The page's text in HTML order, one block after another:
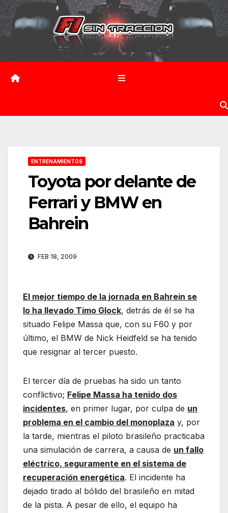
Saltar
contenido
ENTRENAMIENTOS
Toyota por delante de
Ferrari y BMW en
Bahrein
FEB 18, 2009
El mejor tiempo de la jornada en Bahrein se
lo ha llevado Timo Glock, detrás de él se ha
situado Felipe Massa que, con su F60 y por
último, el BMW de Nick Heidfeld se ha tenido
que resignar al tercer puesto.
El tercer día de pruebas ha sido un tanto
conflictivo; Felipe Massa ha tenido dos
incidentes, en primer lugar, por culpa de un
problema en el cambio del monoplaza y, por
la tarde, mientras el piloto brasileño practicaba
una simulación de carrera, a causa de un fallo
eléctrico, seguramente en el sistema de
recuperación energética. El incidente ha
dejado tirado al bólido del brasileño en mitad
de la pista. A pesar de ello, el equipo ha